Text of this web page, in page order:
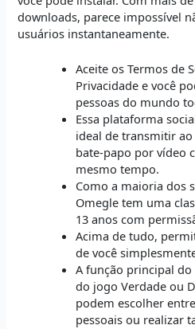
downloads, parece impossível
usuários instantaneamente.
Aceite os Termos de
Privacidade e você
pessoas do mundo
Essa plataforma
ideal de transmitir
bate-papo por vídeo
mesmo tempo.
Como a maioria dos
Omegle tem uma
13 anos com
Acima de tudo,
de você
A função principal
do jogo Verdade ou
podem escolher
pessoais ou realizar